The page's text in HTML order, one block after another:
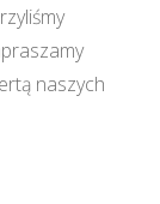
naszych